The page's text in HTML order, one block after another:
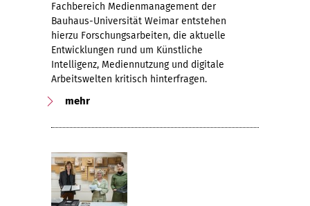
Fachbereich Medienmanagement der
Bauhaus-Universität Weimar entstehen
hierzu Forschungsarbeiten, die aktuelle
Entwicklungen rund um Künstliche
Intelligenz, Mediennutzung und digitale
Arbeitswelten kritisch hinterfragen.
mehr